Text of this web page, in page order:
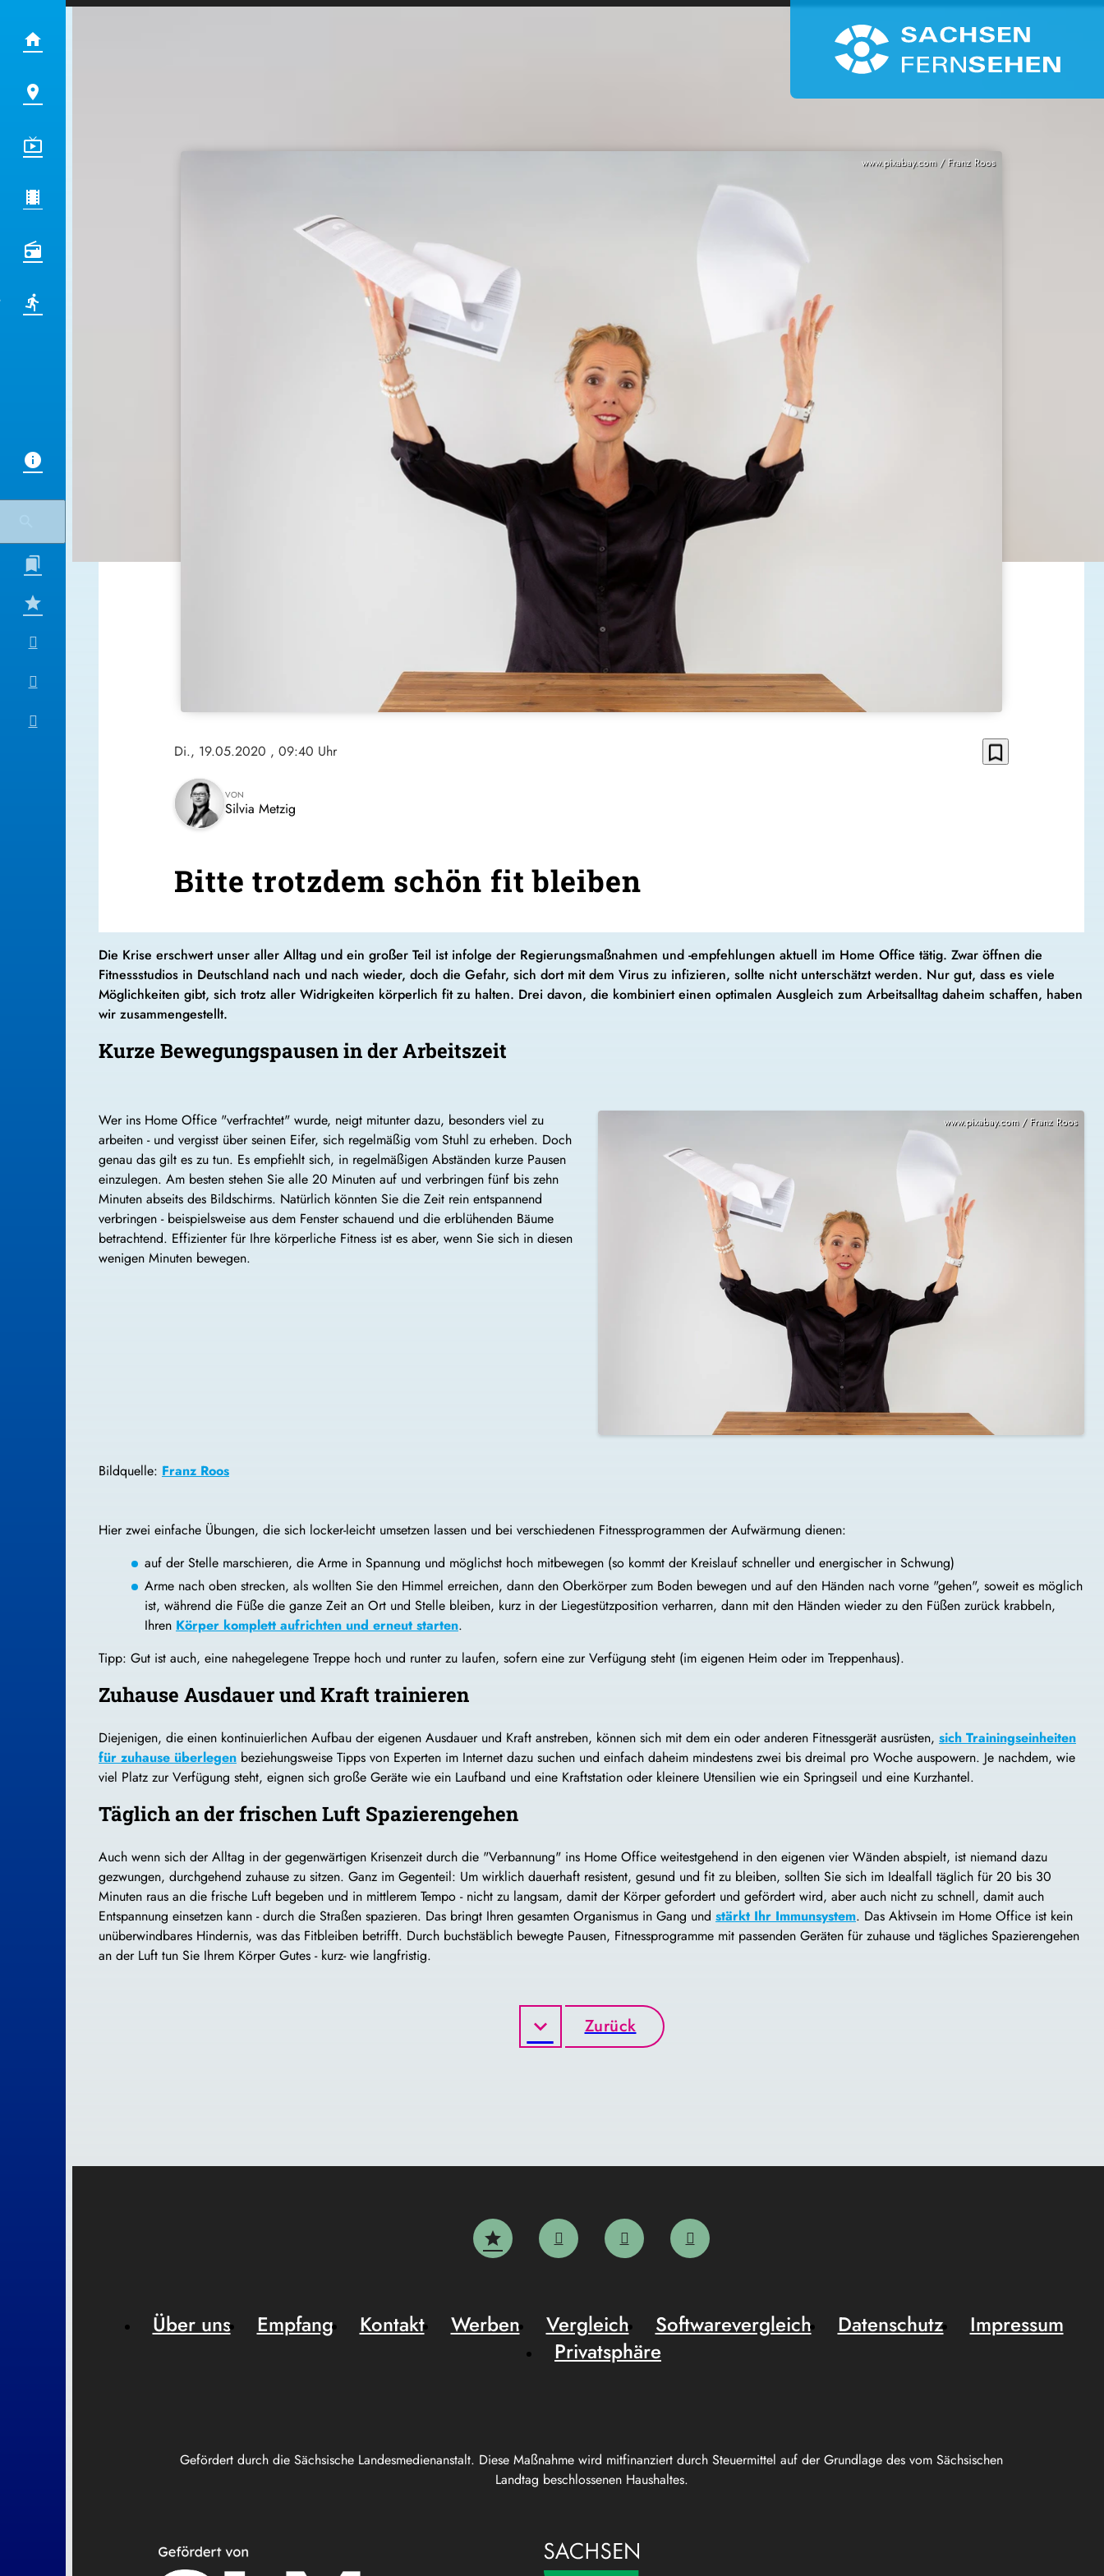
www.pixabay.com / Franz Roos
Di., 19.05.2020 , 09:40 Uhr bookmark_border
VON
Silvia Metzig
Bitte trotzdem schön fit bleiben
Die Krise erschwert unser aller Alltag und ein großer Teil ist infolge der Regierungsmaßnahmen und -empfehlungen aktuell im Home Office tätig. Zwar öffnen die
Fitnessstudios in Deutschland nach und nach wieder, doch die Gefahr, sich dort mit dem Virus zu infizieren, sollte nicht unterschätzt werden. Nur gut, dass es viele
Möglichkeiten gibt, sich trotz aller Widrigkeiten körperlich fit zu halten. Drei davon, die kombiniert einen optimalen Ausgleich zum Arbeitsalltag daheim schaffen, haben
wir zusammengestellt.
Kurze Bewegungspausen in der Arbeitszeit
Wer ins Home Office "verfrachtet" wurde, neigt mitunter dazu, besonders viel zu
arbeiten - und vergisst über seinen Eifer, sich regelmäßig vom Stuhl zu erheben. Doch
genau das gilt es zu tun. Es empfiehlt sich, in regelmäßigen Abständen kurze Pausen
einzulegen. Am besten stehen Sie alle 20 Minuten auf und verbringen fünf bis zehn
Minuten abseits des Bildschirms. Natürlich könnten Sie die Zeit rein entspannend
verbringen - beispielsweise aus dem Fenster schauend und die erblühenden Bäume
betrachtend. Effizienter für Ihre körperliche Fitness ist es aber, wenn Sie sich in diesen
wenigen Minuten bewegen.
www.pixabay.com / Franz Roos
Bildquelle: Franz Roos
Hier zwei einfache Übungen, die sich locker-leicht umsetzen lassen und bei verschiedenen Fitnessprogrammen der Aufwärmung dienen:
auf der Stelle marschieren, die Arme in Spannung und möglichst hoch mitbewegen (so kommt der Kreislauf schneller und energischer in Schwung)
Arme nach oben strecken, als wollten Sie den Himmel erreichen, dann den Oberkörper zum Boden bewegen und auf den Händen nach vorne "gehen", soweit es möglich
ist, während die Füße die ganze Zeit an Ort und Stelle bleiben, kurz in der Liegestützposition verharren, dann mit den Händen wieder zu den Füßen zurück krabbeln,
Ihren Körper komplett aufrichten und erneut starten.
Tipp: Gut ist auch, eine nahegelegene Treppe hoch und runter zu laufen, sofern eine zur Verfügung steht (im eigenen Heim oder im Treppenhaus).
Zuhause Ausdauer und Kraft trainieren
Diejenigen, die einen kontinuierlichen Aufbau der eigenen Ausdauer und Kraft anstreben, können sich mit dem ein oder anderen Fitnessgerät ausrüsten, sich Trainingseinheiten
für zuhause überlegen beziehungsweise Tipps von Experten im Internet dazu suchen und einfach daheim mindestens zwei bis dreimal pro Woche auspowern. Je nachdem, wie
viel Platz zur Verfügung steht, eignen sich große Geräte wie ein Laufband und eine Kraftstation oder kleinere Utensilien wie ein Springseil und eine Kurzhantel.
Täglich an der frischen Luft Spazierengehen
Auch wenn sich der Alltag in der gegenwärtigen Krisenzeit durch die "Verbannung" ins Home Office weitestgehend in den eigenen vier Wänden abspielt, ist niemand dazu
gezwungen, durchgehend zuhause zu sitzen. Ganz im Gegenteil: Um wirklich dauerhaft resistent, gesund und fit zu bleiben, sollten Sie sich im Idealfall täglich für 20 bis 30
Minuten raus an die frische Luft begeben und in mittlerem Tempo - nicht zu langsam, damit der Körper gefordert und gefördert wird, aber auch nicht zu schnell, damit auch
Entspannung einsetzen kann - durch die Straßen spazieren. Das bringt Ihren gesamten Organismus in Gang und stärkt Ihr Immunsystem. Das Aktivsein im Home Office ist kein
unüberwindbares Hindernis, was das Fitbleiben betrifft. Durch buchstäblich bewegte Pausen, Fitnessprogramme mit passenden Geräten für zuhause und tägliches Spazierengehen
an der Luft tun Sie Ihrem Körper Gutes - kurz- wie langfristig.
Zurück
Gefördert durch die Sächsische Landesmedienanstalt. Diese Maßnahme wird mitfinanziert durch Steuermittel auf der Grundlage des vom Sächsischen
Landtag beschlossenen Haushaltes.
Über uns Empfang Kontakt Werben Vergleich Softwarevergleich Datenschutz
Impressum
Privatsphäre